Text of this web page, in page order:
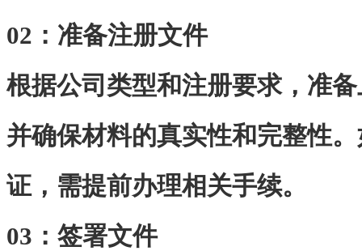
02： 准备注册文件
根据公司类型和注册要求，准
并确保材料的真实性和完整性
证，需提前办理相关手续。
03： 签署文件